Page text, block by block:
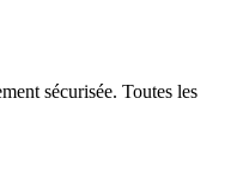
sécurisée. Toutes les